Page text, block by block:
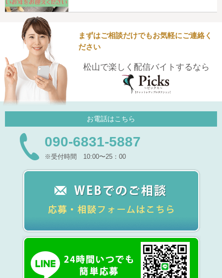
まずはご相談だけでもお気軽にご連絡く
ださい
松山で楽しく配信バイトするなら
お電話はこちら
090-6831-5887
※受付時間 10:00〜25：00